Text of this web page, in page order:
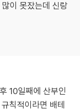
이 못잤는데 신랑
10일째에 산부인
칙적이라면 배테